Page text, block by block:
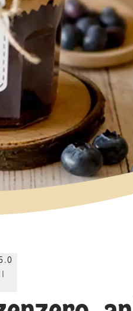
rating 5.0. Click to rate.